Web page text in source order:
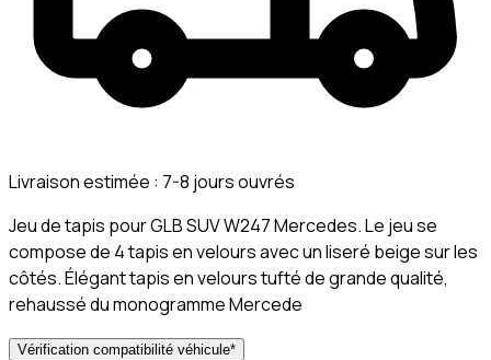
Livraison estimée : 7-8 jours ouvrés
Jeu de tapis pour GLB SUV W247 Mercedes. Le jeu se
compose de 4 tapis en velours avec un liseré beige sur les
côtés. Élégant tapis en velours tufté de grande qualité,
rehaussé du monogramme Mercede
Vérification compatibilité véhicule*